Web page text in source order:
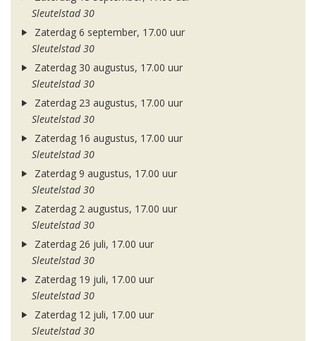
Sleutelstad 30
Zaterdag 6 september, 17.00 uur
Sleutelstad 30
Zaterdag 30 augustus, 17.00 uur
Sleutelstad 30
Zaterdag 23 augustus, 17.00 uur
Sleutelstad 30
Zaterdag 16 augustus, 17.00 uur
Sleutelstad 30
Zaterdag 9 augustus, 17.00 uur
Sleutelstad 30
Zaterdag 2 augustus, 17.00 uur
Sleutelstad 30
Zaterdag 26 juli, 17.00 uur
Sleutelstad 30
Zaterdag 19 juli, 17.00 uur
Sleutelstad 30
Zaterdag 12 juli, 17.00 uur
Sleutelstad 30